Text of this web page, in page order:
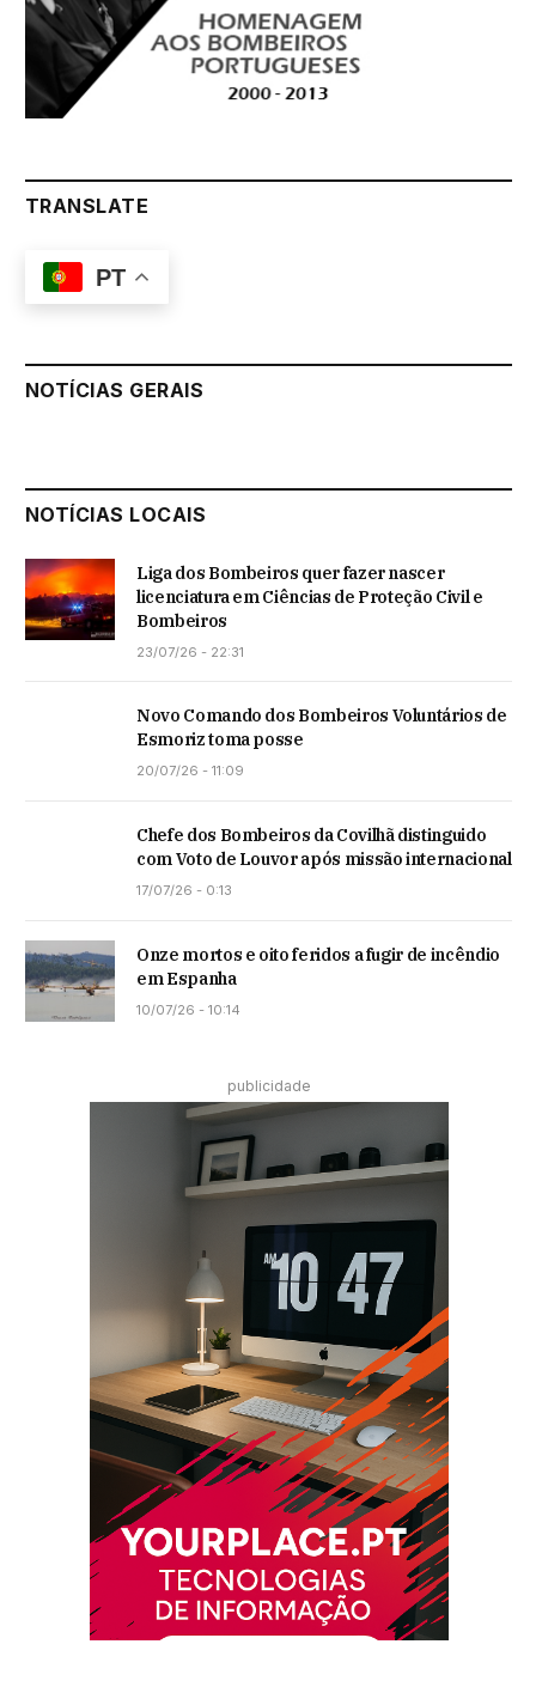
TRANSLATE
PT
NOTÍCIAS GERAIS
NOTÍCIAS LOCAIS
Liga dos Bombeiros quer fazer nascer
licenciatura em Ciências de Proteção Civil e
Bombeiros
23/07/26 - 22:31
Novo Comando dos Bombeiros Voluntários de
Esmoriz toma posse
20/07/26 - 11:09
Chefe dos Bombeiros da Covilhã distinguido
com Voto de Louvor após missão internacional
17/07/26 - 0:13
Onze mortos e oito feridos a fugir de incêndio
em Espanha
10/07/26 - 10:14
publicidade